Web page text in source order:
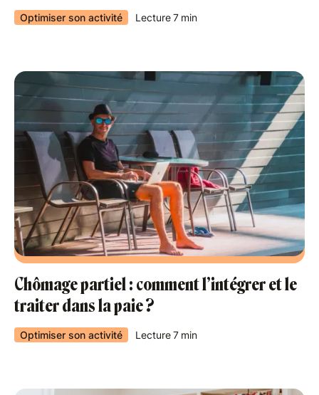
Optimiser son activité Lecture7 min
Chômage partiel : comment l’intégrer et le
traiter dans la paie ?
Optimiser son activité Lecture7 min